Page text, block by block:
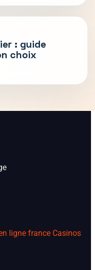
: guide
choix
ligne france Casinos